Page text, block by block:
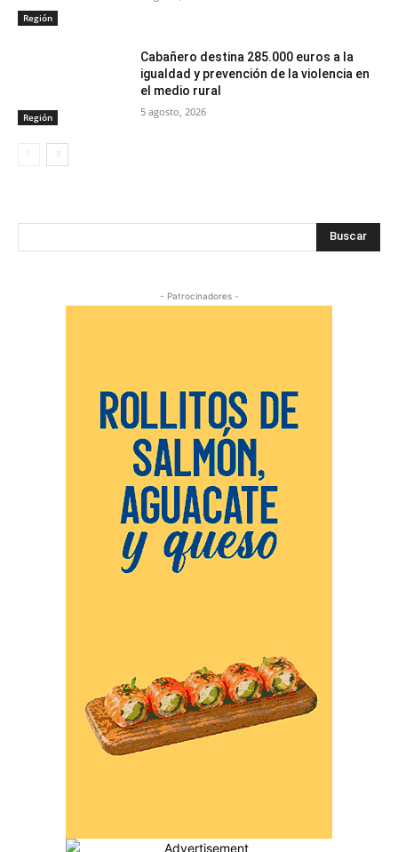
Región
Región
Cabañero destina 285.000 euros a la
igualdad y prevención de la violencia en
el medio rural
5 agosto, 2026
Buscar
- Patrocinadores -